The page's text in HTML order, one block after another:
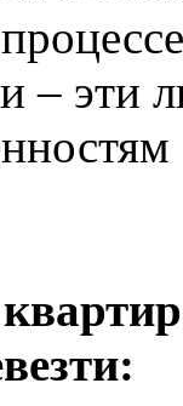
– эти